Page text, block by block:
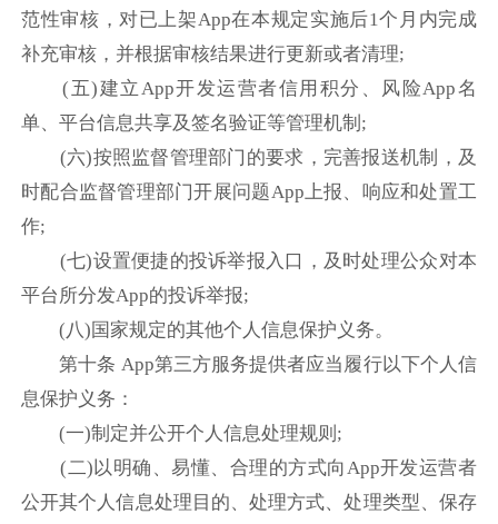
范性审核，对已上架App在本规定实施后1个月内完成
补充审核，并根据审核结果进行更新或者清理;
(五)建立App开发运营者信用积分、风险App名
单、平台信息共享及签名验证等管理机制;
(六)按照监督管理部门的要求，完善报送机制，及
时配合监督管理部门开展问题App上报、响应和处置工
作;
(七)设置便捷的投诉举报入口，及时处理公众对本
平台所分发App的投诉举报;
(八)国家规定的其他个人信息保护义务。
第十条 App第三方服务提供者应当履行以下个人信
息保护义务：
(一)制定并公开个人信息处理规则;
(二)以明确、易懂、合理的方式向App开发运营者
公开其个人信息处理目的、处理方式、处理类型、保存